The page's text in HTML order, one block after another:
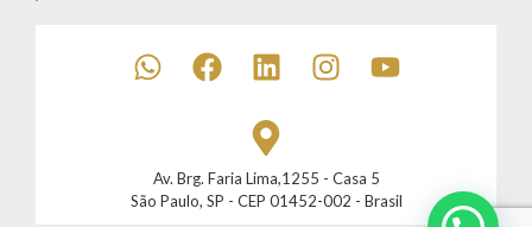
Av. Brg. Faria Lima,1255 - Casa 5
São Paulo, SP - CEP 01452-002 - Brasil